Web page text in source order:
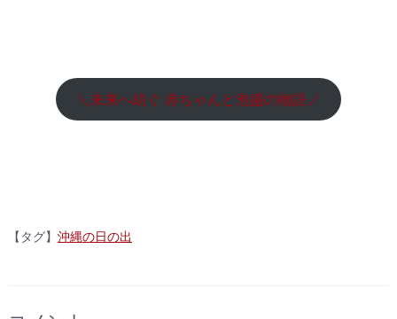
＼未来へ紡ぐ 赤ちゃんと泡盛の物語／
【タグ】 沖縄の日の出